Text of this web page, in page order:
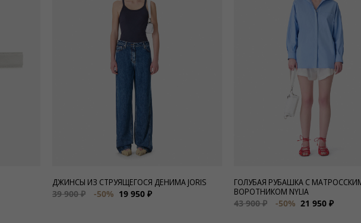
ДЖИНСЫ ИЗ СТРУЯЩЕГОСЯ ДЕНИМА JORIS
39 900 ₽
-50% 19 950 ₽
ГОЛУБАЯ РУБАШКА С
ВОРОТНИКОМ NYLIA
43 900 ₽
-50% 21 950 ₽